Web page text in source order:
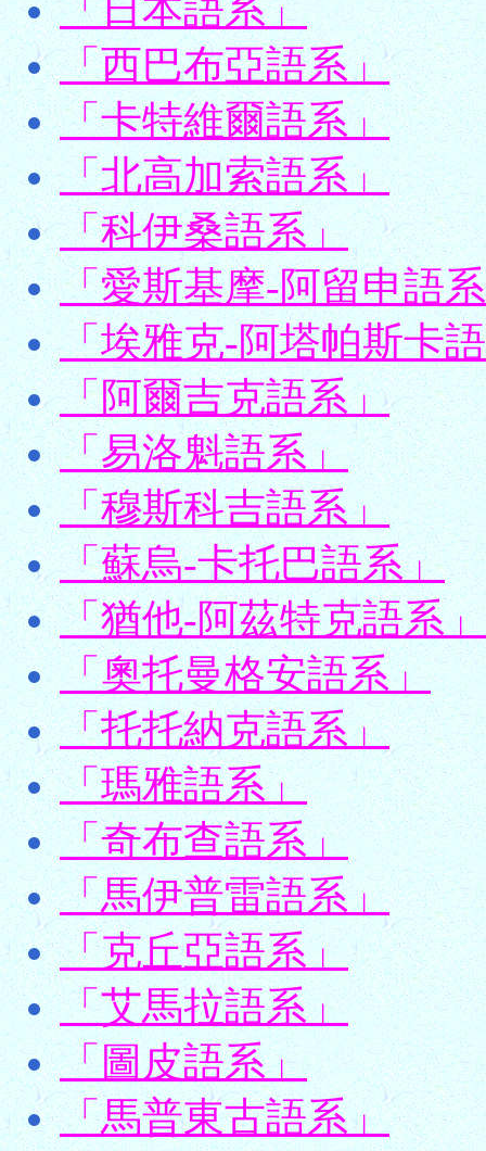
「日本語系」
「西巴布亞語系」
「卡特維爾語系」
「北高加索語系」
「科伊桑語系」
「愛斯基摩-阿留申語
「埃雅克-阿塔帕斯卡
「阿爾吉克語系」
「易洛魁語系」
「穆斯科吉語系」
「蘇烏-卡托巴語系」
「猶他-阿茲特克語系」
「奧托曼格安語系」
「托托納克語系」
「瑪雅語系」
「奇布查語系」
「馬伊普雷語系」
「克丘亞語系」
「艾馬拉語系」
「圖皮語系」
「馬普東古語系」